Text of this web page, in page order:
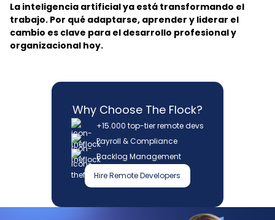
La inteligencia artificial ya está transformando el
trabajo. Por qué adaptarse, aprender y liderar el
cambio es clave para el desarrollo profesional y
organizacional hoy.
Why Choose The Flock?
+15.000 top-tier remote devs
Payroll & Compliance
Backlog Management
Hire Remote Developers